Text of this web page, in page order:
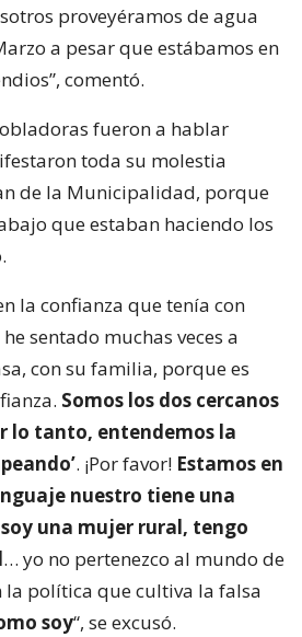
proveyéramos de agua
a pesar que estábamos en
comentó.
fueron a hablar
toda su molestia
de la Municipalidad, porque
que estaban haciendo los
la confianza que tenía con
sentado muchas veces a
con su familia, porque es
Somos los dos cercanos
lo tanto, entendemos la
. ¡Por favor! Estamos en
nuestro tiene una
una mujer rural, tengo
… yo no pertenezco al mundo de
la política que cultiva la falsa
soy“, se excusó.